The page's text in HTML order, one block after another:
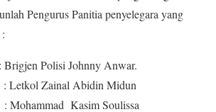
Pengurus Panitia penyelegara yang
Polisi Johnny Anwar.
Zainal Abidin Midun
Kasim Soulissa